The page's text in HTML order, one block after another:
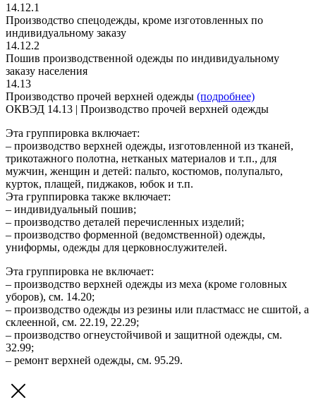
14.12.1
Производство спецодежды, кроме изготовленных по
индивидуальному заказу
14.12.2
Пошив производственной одежды по индивидуальному
заказу населения
14.13
Производство прочей верхней одежды (подробнее)
ОКВЭД 14.13 | Производство прочей верхней одежды
Эта группировка включает:
– производство верхней одежды, изготовленной из тканей,
трикотажного полотна, нетканых материалов и т.п., для
мужчин, женщин и детей: пальто, костюмов, полупальто,
курток, плащей, пиджаков, юбок и т.п.
Эта группировка также включает:
– индивидуальный пошив;
– производство деталей перечисленных изделий;
– производство форменной (ведомственной) одежды,
униформы, одежды для церковнослужителей.
Эта группировка не включает:
– производство верхней одежды из меха (кроме головных
уборов), см. 14.20;
– производство одежды из резины или пластмасс не сшитой, а
склеенной, см. 22.19, 22.29;
– производство огнеустойчивой и защитной одежды, см.
32.99;
– ремонт верхней одежды, см. 95.29.